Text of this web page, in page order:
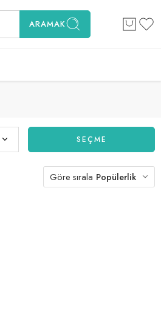
ARAMAK
SEÇME
Göre sırala Popülerlik